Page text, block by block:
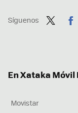
Síguenos
En Xataka
Movistar